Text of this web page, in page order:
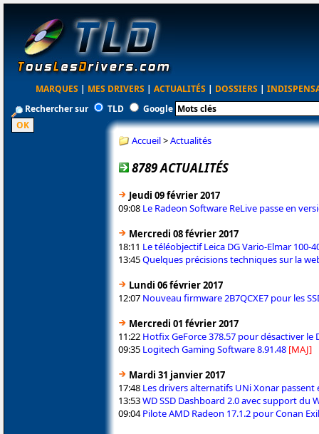
MARQUES | MES DRIVERS | ACTUALITÉS | DOSSIERS |
Rechercher sur
TLD Google
Accueil>Actualités
8789 ACTUALITÉS
Jeudi 09 février 2017
09:08 Le Radeon Software ReLive passe en
Mercredi 08 février 2017
18:11 Le téléobjectif Leica DG Vario-Elmar 100-
13:45Quelques précisions techniques sur la
Lundi 06 février 2017
12:07 Nouveau firmware 2B7QCXE7 pour les
Mercredi 01 février 2017
11:22 Hotfix GeForce 378.57 pour désactiver le
09:35 Logitech Gaming Software 8.91.48 [MAJ]
Mardi 31 janvier 2017
17:48 Les drivers alternatifs UNi Xonar passent
13:53WD SSD Dashboard 2.0 avec support du
09:04Pilote AMD Radeon 17.1.2 pour Conan